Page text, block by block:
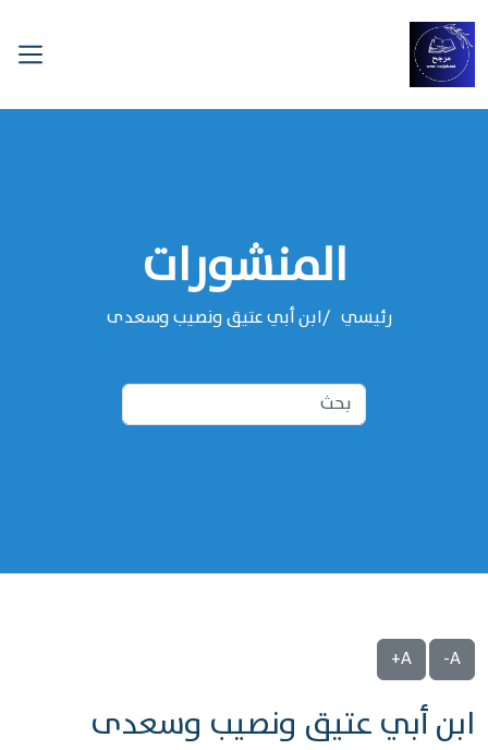
المنشورات
رئيسي ابن أبي عتيق ونصيب وسعدى
A-
A+
ابن أبي عتيق ونصيب وسعدى